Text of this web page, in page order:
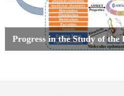
Progress in the Study of the